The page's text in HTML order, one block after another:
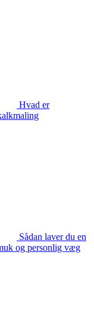
Hvad er
Sådan laver du en
og personlig væg